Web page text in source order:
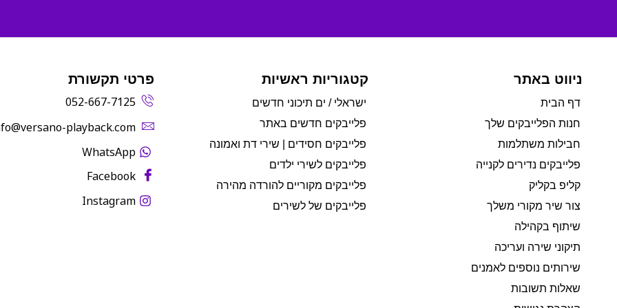
ניווט באתר
דף הבית
חנות הפלייבקים שלך
חבילות משתלמות
פלייבקים נדירים לקנייה
קליפ בקליק
צור שיר מקורי משלך
שיתוף בקהילה
תיקוני שירה ועריכה
שירותים נוספים לאמנים
שאלות תשובות
קטגוריות ראשיות
ישראלי / ים תיכוני חדשים
פלייבקים חדשים באתר
פלייבקים חסידים | שירי דת ואמונה
פלייבקים לשירי ילדים
פלייבקים מקוריים להורדה מהירה
פלייבקים של לשירים
פרטי תקשורת
052-667-7125
playback.com‬
WhatsApp
Facebook
Instagram